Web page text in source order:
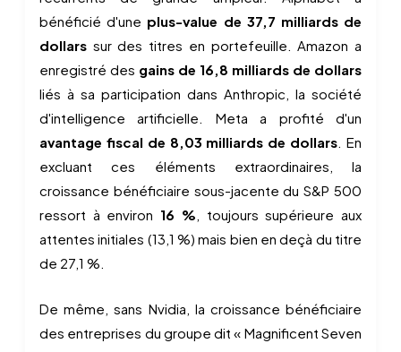
bénéficié d'une plus-value de 37,7 milliards de
dollars sur des titres en portefeuille. Amazon a
enregistré des gains de 16,8 milliards de dollars
liés à sa participation dans Anthropic, la société
d'intelligence artificielle. Meta a profité d'un
avantage fiscal de 8,03 milliards de dollars. En
excluant ces éléments extraordinaires, la
croissance bénéficiaire sous-jacente du S&P 500
ressort à environ 16 %, toujours supérieure aux
attentes initiales (13,1 %) mais bien en deçà du titre
de 27,1 %.
De même, sans Nvidia, la croissance bénéficiaire
des entreprises du groupe dit « Magnificent Seven